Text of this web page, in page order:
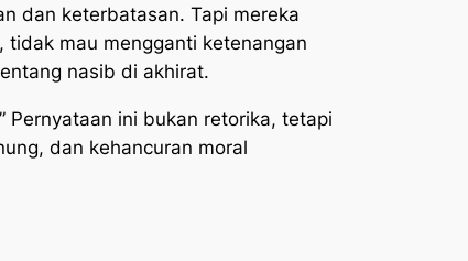
dan keterbatasan. Tapi mereka
tidak mau mengganti ketenangan
nasib di akhirat.
Pernyataan ini bukan retorika, tetapi
dan kehancuran moral